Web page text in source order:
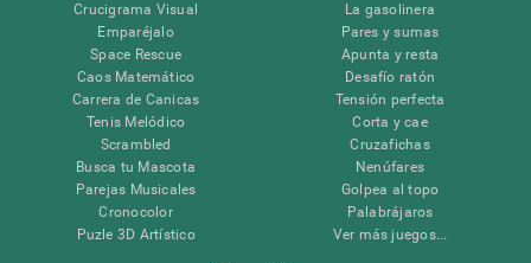
Crucigrama Visual
Emparéjalo
Space Rescue
Caos Matemático
Carrera de Canicas
Tenis Melódico
Scrambled
Busca tu Mascota
Parejas Musicales
Cronocolor
Puzle 3D Artístico
La gasolinera
Pares y sumas
Apunta y resta
Desafío ratón
Tensión perfecta
Corta y cae
Cruzafichas
Nenúfares
Golpea al topo
Palabrájaros
Ver más juegos...